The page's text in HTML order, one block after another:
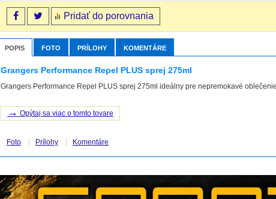
Pridať do porovnania
POPIS FOTO PRÍLOHY KOMENTÁRE
Grangers Performance Repel PLUS sprej 275ml
Grangers Performance Repel PLUS sprej 275ml ideálny pre nepremokavé
→ Opýtaj sa viac o tomto tovare
Foto Prílohy Komentáre